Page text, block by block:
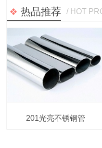
热品推荐 / HOT
201光亮不锈钢管